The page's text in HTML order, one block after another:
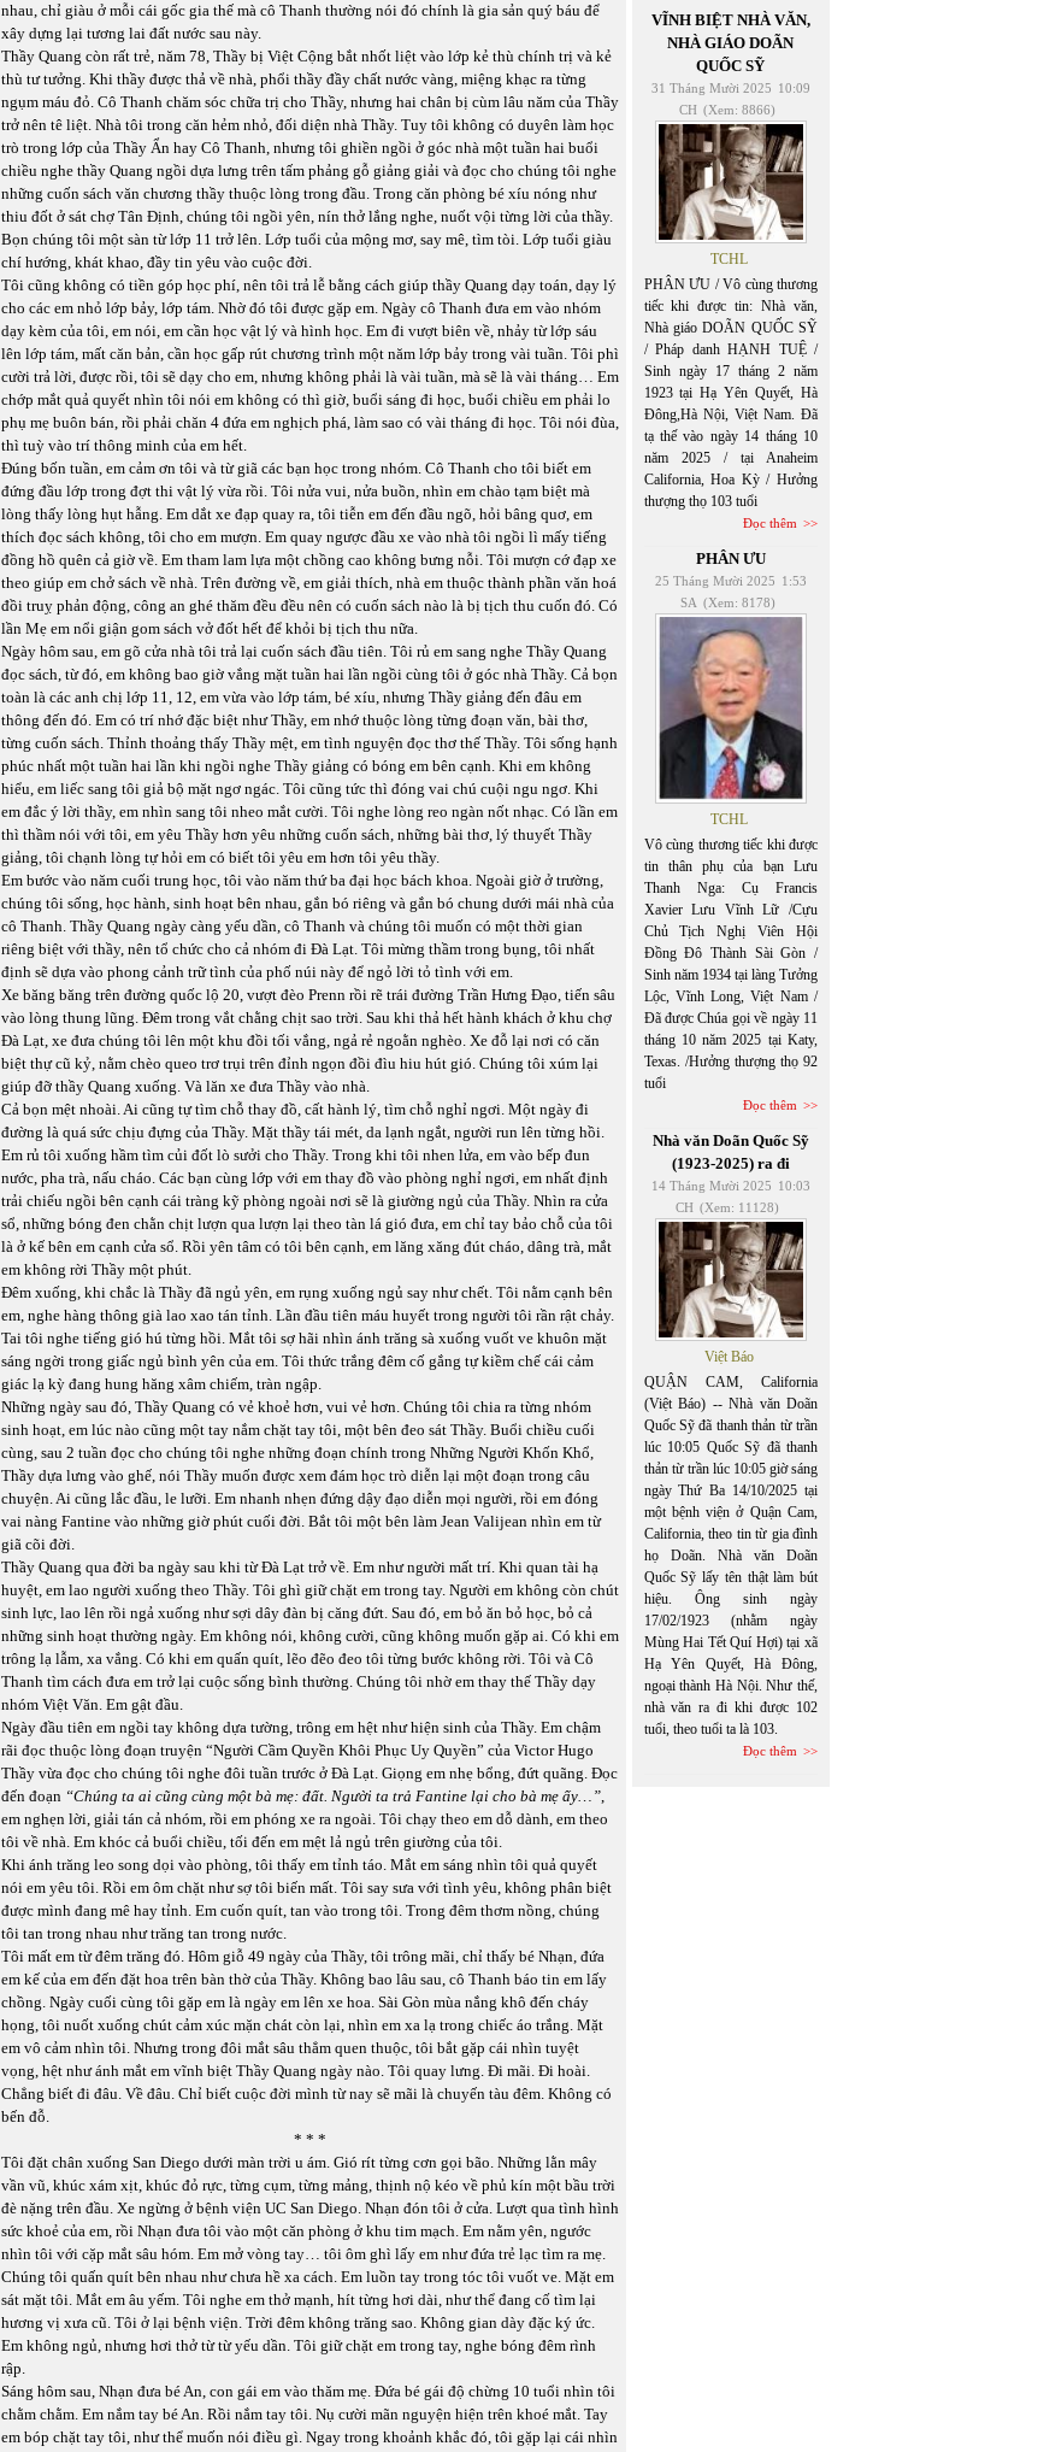
nhau, chỉ giàu ở mỗi cái gốc gia thế mà cô Thanh thường nói đó chính là gia sản quý báu để
xây dựng lại tương lai đất nước sau này.
Thầy Quang còn rất trẻ, năm 78, Thầy bị Việt Cộng bắt nhốt liệt vào lớp kẻ thù chính trị và kẻ
thù tư tưởng. Khi thầy được thả về nhà, phổi thầy đầy chất nước vàng, miệng khạc ra từng
ngụm máu đỏ. Cô Thanh chăm sóc chữa trị cho Thầy, nhưng hai chân bị cùm lâu năm của Thầy
trở nên tê liệt. Nhà tôi trong căn hẻm nhỏ, đối diện nhà Thầy. Tuy tôi không có duyên làm học
trò trong lớp của Thầy Ẩn hay Cô Thanh, nhưng tôi ghiền ngồi ở góc nhà một tuần hai buổi
chiều nghe thầy Quang ngồi dựa lưng trên tấm phảng gỗ giảng giải và đọc cho chúng tôi nghe
những cuốn sách văn chương thầy thuộc lòng trong đầu. Trong căn phòng bé xíu nóng như
thiu đốt ở sát chợ Tân Định, chúng tôi ngồi yên, nín thở lắng nghe, nuốt vội từng lời của thầy.
Bọn chúng tôi một sàn từ lớp 11 trở lên. Lớp tuổi của mộng mơ, say mê, tìm tòi. Lớp tuổi giàu
chí hướng, khát khao, đầy tin yêu vào cuộc đời.
Tôi cũng không có tiền góp học phí, nên tôi trả lễ bằng cách giúp thầy Quang dạy toán, dạy lý
cho các em nhỏ lớp bảy, lớp tám. Nhờ đó tôi được gặp em. Ngày cô Thanh đưa em vào nhóm
dạy kèm của tôi, em nói, em cần học vật lý và hình học. Em đi vượt biên về, nhảy từ lớp sáu
lên lớp tám, mất căn bản, cần học gấp rút chương trình một năm lớp bảy trong vài tuần. Tôi phì
cười trả lời, được rồi, tôi sẽ dạy cho em, nhưng không phải là vài tuần, mà sẽ là vài tháng… Em
chớp mắt quả quyết nhìn tôi nói em không có thì giờ, buổi sáng đi học, buổi chiều em phải lo
phụ mẹ buôn bán, rồi phải chăn 4 đứa em nghịch phá, làm sao có vài tháng đi học. Tôi nói đùa,
thì tuỳ vào trí thông minh của em hết.
Đúng bốn tuần, em cảm ơn tôi và từ giã các bạn học trong nhóm. Cô Thanh cho tôi biết em
đứng đầu lớp trong đợt thi vật lý vừa rồi. Tôi nửa vui, nửa buồn, nhìn em chào tạm biệt mà
lòng thấy lòng hụt hẫng. Em dắt xe đạp quay ra, tôi tiễn em đến đầu ngõ, hỏi bâng quơ, em
thích đọc sách không, tôi cho em mượn. Em quay ngược đầu xe vào nhà tôi ngồi lì mấy tiếng
đồng hồ quên cả giờ về. Em tham lam lựa một chồng cao không bưng nỗi. Tôi mượn cớ đạp xe
theo giúp em chở sách về nhà. Trên đường về, em giải thích, nhà em thuộc thành phần văn hoá
đồi truỵ phản động, công an ghé thăm đều đều nên có cuốn sách nào là bị tịch thu cuốn đó. Có
lần Mẹ em nổi giận gom sách vở đốt hết để khỏi bị tịch thu nữa.
Ngày hôm sau, em gõ cửa nhà tôi trả lại cuốn sách đầu tiên. Tôi rủ em sang nghe Thầy Quang
đọc sách, từ đó, em không bao giờ vắng mặt tuần hai lần ngồi cùng tôi ở góc nhà Thầy. Cả bọn
toàn là các anh chị lớp 11, 12, em vừa vào lớp tám, bé xíu, nhưng Thầy giảng đến đâu em
thông đến đó. Em có trí nhớ đặc biệt như Thầy, em nhớ thuộc lòng từng đoạn văn, bài thơ,
từng cuốn sách. Thỉnh thoảng thấy Thầy mệt, em tình nguyện đọc thơ thế Thầy. Tôi sống hạnh
phúc nhất một tuần hai lần khi ngồi nghe Thầy giảng có bóng em bên cạnh. Khi em không
hiểu, em liếc sang tôi giả bộ mặt ngơ ngác. Tôi cũng tức thì đóng vai chú cuội ngu ngơ. Khi
em đắc ý lời thầy, em nhìn sang tôi nheo mắt cười. Tôi nghe lòng reo ngàn nốt nhạc. Có lần em
thì thầm nói với tôi, em yêu Thầy hơn yêu những cuốn sách, những bài thơ, lý thuyết Thầy
giảng, tôi chạnh lòng tự hỏi em có biết tôi yêu em hơn tôi yêu thầy.
Em bước vào năm cuối trung học, tôi vào năm thứ ba đại học bách khoa. Ngoài giờ ở trường,
chúng tôi sống, học hành, sinh hoạt bên nhau, gắn bó riêng và gắn bó chung dưới mái nhà của
cô Thanh. Thầy Quang ngày càng yếu dần, cô Thanh và chúng tôi muốn có một thời gian
riêng biệt với thầy, nên tổ chức cho cả nhóm đi Đà Lạt. Tôi mừng thầm trong bụng, tôi nhất
định sẽ dựa vào phong cảnh trữ tình của phố núi này để ngỏ lời tỏ tình với em.
Xe băng băng trên đường quốc lộ 20, vượt đèo Prenn rồi rẽ trái đường Trần Hưng Đạo, tiến sâu
vào lòng thung lũng. Đêm trong vắt chằng chịt sao trời. Sau khi thả hết hành khách ở khu chợ
Đà Lạt, xe đưa chúng tôi lên một khu đồi tối vắng, ngả rẻ ngoằn nghèo. Xe đỗ lại nơi có căn
biệt thự cũ kỷ, nằm chèo queo trơ trụi trên đỉnh ngọn đồi đìu hiu hút gió. Chúng tôi xúm lại
giúp đỡ thầy Quang xuống. Và lăn xe đưa Thầy vào nhà.
Cả bọn mệt nhoài. Ai cũng tự tìm chỗ thay đồ, cất hành lý, tìm chỗ nghỉ ngơi. Một ngày đi
đường là quá sức chịu đựng của Thầy. Mặt thầy tái mét, da lạnh ngắt, người run lên từng hồi.
Em rủ tôi xuống hầm tìm củi đốt lò sưởi cho Thầy. Trong khi tôi nhen lửa, em vào bếp đun
nước, pha trà, nấu cháo. Các bạn cùng lớp với em thay đồ vào phòng nghỉ ngơi, em nhất định
trải chiếu ngồi bên cạnh cái tràng kỹ phòng ngoài nơi sẽ là giường ngủ của Thầy. Nhìn ra cửa
sổ, những bóng đen chằn chịt lượn qua lượn lại theo tàn lá gió đưa, em chỉ tay bảo chỗ của tôi
là ở kế bên em cạnh cửa sổ. Rồi yên tâm có tôi bên cạnh, em lăng xăng đút cháo, dâng trà, mắt
em không rời Thầy một phút.
Đêm xuống, khi chắc là Thầy đã ngủ yên, em rụng xuống ngủ say như chết. Tôi nằm cạnh bên
em, nghe hàng thông già lao xao tán tỉnh. Lần đầu tiên máu huyết trong người tôi rần rật chảy.
Tai tôi nghe tiếng gió hú từng hồi. Mắt tôi sợ hãi nhìn ánh trăng sà xuống vuốt ve khuôn mặt
sáng ngời trong giấc ngủ bình yên của em. Tôi thức trắng đêm cố gắng tự kiềm chế cái cảm
giác lạ kỳ đang hung hăng xâm chiếm, tràn ngập.
Những ngày sau đó, Thầy Quang có vẻ khoẻ hơn, vui vẻ hơn. Chúng tôi chia ra từng nhóm
sinh hoạt, em lúc nào cũng một tay nắm chặt tay tôi, một bên đeo sát Thầy. Buổi chiều cuối
cùng, sau 2 tuần đọc cho chúng tôi nghe những đoạn chính trong Những Người Khốn Khổ,
Thầy dựa lưng vào ghế, nói Thầy muốn được xem đám học trò diễn lại một đoạn trong câu
chuyện. Ai cũng lắc đầu, le lưỡi. Em nhanh nhẹn đứng dậy đạo diễn mọi người, rồi em đóng
vai nàng Fantine vào những giờ phút cuối đời. Bắt tôi một bên làm Jean Valijean nhìn em từ
giã cõi đời.
Thầy Quang qua đời ba ngày sau khi từ Đà Lạt trở về. Em như người mất trí. Khi quan tài hạ
huyệt, em lao người xuống theo Thầy. Tôi ghì giữ chặt em trong tay. Người em không còn chút
sinh lực, lao lên rồi ngả xuống như sợi dây đàn bị căng đứt. Sau đó, em bỏ ăn bỏ học, bỏ cả
những sinh hoạt thường ngày. Em không nói, không cười, cũng không muốn gặp ai. Có khi em
trông lạ lẫm, xa vắng. Có khi em quấn quít, lẽo đẽo đeo tôi từng bước không rời. Tôi và Cô
Thanh tìm cách đưa em trở lại cuộc sống bình thường. Chúng tôi nhờ em thay thế Thầy dạy
nhóm Việt Văn. Em gật đầu.
Ngày đầu tiên em ngồi tay không dựa tường, trông em hệt như hiện sinh của Thầy. Em chậm
rãi đọc thuộc lòng đoạn truyện “Người Cầm Quyền Khôi Phục Uy Quyền” của Victor Hugo
Thầy vừa đọc cho chúng tôi nghe đôi tuần trước ở Đà Lạt. Giọng em nhẹ bổng, đứt quãng. Đọc
đến đoạn “Chúng ta ai cũng cùng một bà mẹ: đất. Người ta trả Fantine lại cho bà mẹ ấy…”,
em nghẹn lời, giải tán cả nhóm, rồi em phóng xe ra ngoài. Tôi chạy theo em dỗ dành, em theo
tôi về nhà. Em khóc cả buổi chiều, tối đến em mệt lả ngủ trên giường của tôi.
Khi ánh trăng leo song dọi vào phòng, tôi thấy em tỉnh táo. Mắt em sáng nhìn tôi quả quyết
nói em yêu tôi. Rồi em ôm chặt như sợ tôi biến mất. Tôi say sưa với tình yêu, không phân biệt
được mình đang mê hay tỉnh. Em cuốn quít, tan vào trong tôi. Trong đêm thơm nồng, chúng
tôi tan trong nhau như trăng tan trong nước.
Tôi mất em từ đêm trăng đó. Hôm giỗ 49 ngày của Thầy, tôi trông mãi, chỉ thấy bé Nhạn, đứa
em kế của em đến đặt hoa trên bàn thờ của Thầy. Không bao lâu sau, cô Thanh báo tin em lấy
chồng. Ngày cuối cùng tôi gặp em là ngày em lên xe hoa. Sài Gòn mùa nắng khô đến cháy
họng, tôi nuốt xuống chút cảm xúc mặn chát còn lại, nhìn em xa lạ trong chiếc áo trắng. Mặt
em vô cảm nhìn tôi. Nhưng trong đôi mắt sâu thẳm quen thuộc, tôi bắt gặp cái nhìn tuyệt
vọng, hệt như ánh mắt em vĩnh biệt Thầy Quang ngày nào. Tôi quay lưng. Đi mãi. Đi hoài.
Chẳng biết đi đâu. Về đâu. Chỉ biết cuộc đời mình từ nay sẽ mãi là chuyến tàu đêm. Không có
bến đỗ.
* * *
Tôi đặt chân xuống San Diego dưới màn trời u ám. Gió rít từng cơn gọi bão. Những lằn mây
vần vũ, khúc xám xịt, khúc đỏ rực, từng cụm, từng mảng, thịnh nộ kéo về phủ kín một bầu trời
đè nặng trên đầu. Xe ngừng ở bệnh viện UC San Diego. Nhạn đón tôi ở cửa. Lượt qua tình hình
sức khoẻ của em, rồi Nhạn đưa tôi vào một căn phòng ở khu tim mạch. Em nằm yên, ngước
nhìn tôi với cặp mắt sâu hóm. Em mở vòng tay… tôi ôm ghì lấy em như đứa trẻ lạc tìm ra mẹ.
Chúng tôi quấn quít bên nhau như chưa hề xa cách. Em luồn tay trong tóc tôi vuốt ve. Mặt em
sát mặt tôi. Mắt em âu yếm. Tôi nghe em thở mạnh, hít từng hơi dài, như thể đang cố tìm lại
hương vị xưa cũ. Tôi ở lại bệnh viện. Trời đêm không trăng sao. Không gian dày đặc ký ức.
Em không ngủ, nhưng hơi thở từ từ yếu dần. Tôi giữ chặt em trong tay, nghe bóng đêm rình
rập.
Sáng hôm sau, Nhạn đưa bé An, con gái em vào thăm mẹ. Đứa bé gái độ chừng 10 tuổi nhìn tôi
chằm chằm. Em nắm tay bé An. Rồi nắm tay tôi. Nụ cười mãn nguyện hiện trên khoé mắt. Tay
em bóp chặt tay tôi, như thể muốn nói điều gì. Ngay trong khoảnh khắc đó, tôi gặp lại cái nhìn
VĨNH BIỆT NHÀ VĂN,
NHÀ GIÁO DOÃN
QUỐC SỸ
31 Tháng Mười 2025 10:09
CH (Xem: 8866)
TCHL
PHÂN ƯU / Vô cùng thương
tiếc khi được tin: Nhà văn,
Nhà giáo DOÃN QUỐC SỸ
/ Pháp danh HẠNH TUỆ /
Sinh ngày 17 tháng 2 năm
1923 tại Hạ Yên Quyết, Hà
Đông,Hà Nội, Việt Nam. Đã
tạ thế vào ngày 14 tháng 10
năm 2025 / tại Anaheim
California, Hoa Kỳ / Hưởng
thượng thọ 103 tuổi
Đọc thêm
PHÂN ƯU
25 Tháng Mười 2025 1:53
SA (Xem: 8178)
TCHL
Vô cùng thương tiếc khi được
tin thân phụ của bạn Lưu
Thanh Nga: Cụ Francis
Xavier Lưu Vĩnh Lữ /Cựu
Chủ Tịch Nghị Viên Hội
Đồng Đô Thành Sài Gòn /
Sinh năm 1934 tại làng Tưởng
Lộc, Vĩnh Long, Việt Nam /
Đã được Chúa gọi về ngày 11
tháng 10 năm 2025 tại Katy,
Texas. /Hưởng thượng thọ 92
tuổi
Đọc thêm
Nhà văn Doãn Quốc Sỹ
(1923-2025) ra đi
14 Tháng Mười 2025 10:03
CH (Xem: 11128)
Việt Báo
QUẬN CAM, California
(Việt Báo) -- Nhà văn Doãn
Quốc Sỹ đã thanh thản từ trần
lúc 10:05 Quốc Sỹ đã thanh
thản từ trần lúc 10:05 giờ sáng
ngày Thứ Ba 14/10/2025 tại
một bệnh viện ở Quận Cam,
California, theo tin từ gia đình
họ Doãn. Nhà văn Doãn
Quốc Sỹ lấy tên thật làm bút
hiệu. Ông sinh ngày
17/02/1923 (nhằm ngày
Mùng Hai Tết Quí Hợi) tại xã
Hạ Yên Quyết, Hà Đông,
ngoại thành Hà Nội. Như thế,
nhà văn ra đi khi được 102
tuổi, theo tuổi ta là 103.
Đọc thêm